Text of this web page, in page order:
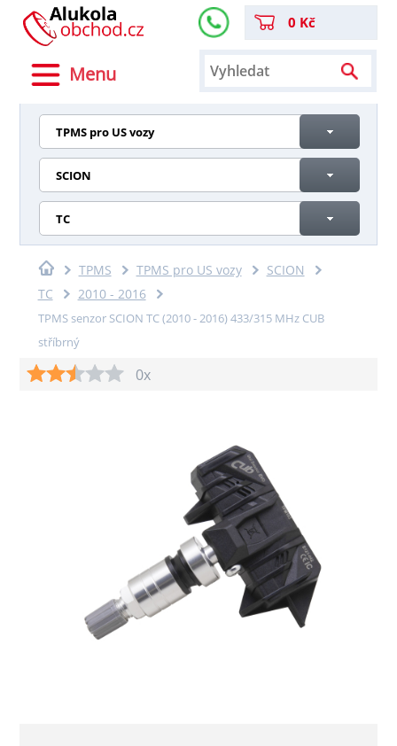
Menu
0 Kč
TPMS pro US vozy
SCION
TC
TPMS TPMS pro US vozy
SCION
TC
2010 - 2016
TPMS senzor SCION TC (2010 - 2016) 433/315 MHz CUB
stříbrný
0x